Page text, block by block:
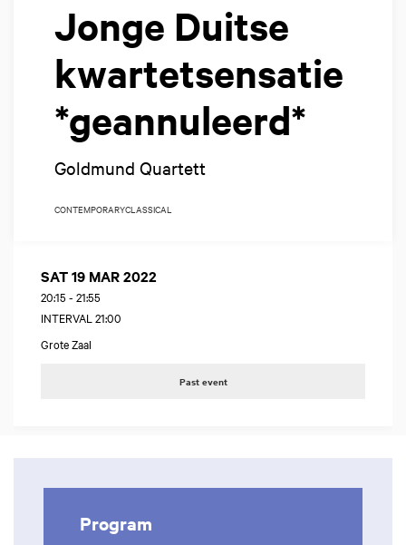
Jonge Duitse
kwartetsensatie
*geannuleerd*
Goldmund Quartett
CONTEMPORARYCLASSICAL
SAT 19 MAR 2022
20:15 - 21:55
INTERVAL 21:00
Grote Zaal
Past event
Program